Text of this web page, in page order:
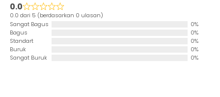
0.0
0.0 dari 5 (berdasarkan 0 ulasan)
Sangat Bagus
0%
Bagus
0%
Standart
0%
Buruk
0%
Sangat Buruk
0%